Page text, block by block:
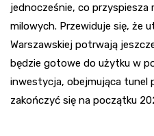
jednocześnie, co przyspiesza
milowych. Przewiduje się, że
Warszawskiej potrwają
będzie gotowe do użytku w
inwestycja, obejmująca tunel
zakończyć się na początku